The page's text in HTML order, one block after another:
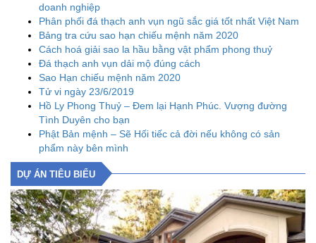
doanh nghiệp
Phân phối đá thạch anh vụn ngũ sắc giá tốt nhất Việt Nam
Bảng tra cứu sao hạn chiếu mệnh năm 2020
Cách hoá giải sao la hầu bằng vật phẩm phong thuỷ
Đá thạch anh vụn dải mộ đúng cách
Sao Hạn chiếu mệnh năm 2020
Tử vi ngày 23/6/2019
Hồ Ly Phong Thuỷ – Đem lại Hạnh Phúc. Vượng đường
Tình Duyên cho bạn
Phật Bản mệnh – Sẽ Hối tiếc cả đời nếu không có sản
phẩm này bên mình
DỰ ÁN TIÊU BIỂU